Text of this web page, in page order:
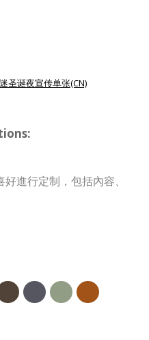
圣诞夜宣传单张(CN)
進行定制，包括內容、